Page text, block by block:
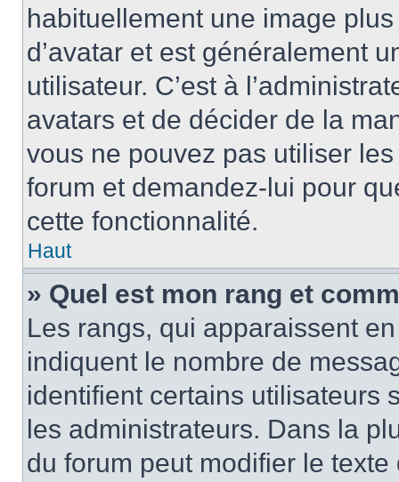
habituellement une image
d’avatar et est généralement
utilisateur. C’est à
avatars et de décider de la
vous ne pouvez pas utiliser
forum et demandez-lui pour
cette fonctionnalité.
Haut
» Quel est mon rang et
Les rangs, qui apparaissent
indiquent le nombre de
identifient certains utilisateurs
les administrateurs. Dans la
du forum peut modifier le